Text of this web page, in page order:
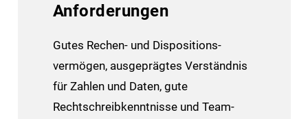
Anforderungen
Gutes Rechen- und Dispositions­
vermögen, ausgeprägtes Verständnis
für Zahlen und Daten, gute
Rechtschreib­kenntnisse und Team­